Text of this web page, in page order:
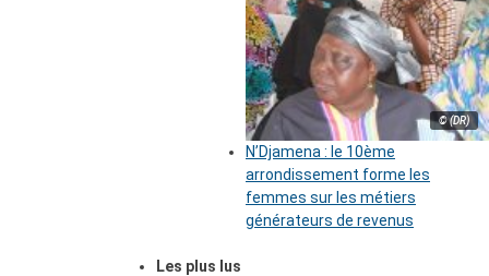
© (DR)
N’Djamena : le 10ème
arrondissement forme les
femmes sur les métiers
générateurs de revenus
Les plus lus